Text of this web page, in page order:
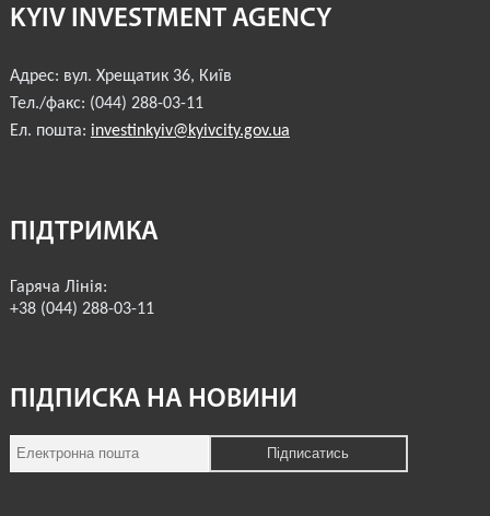
KYIV INVESTMENT AGENCY
Адрес: вул. Хрещатик 36, Київ
Тел./факс: (044) 288-03-11
Ел. пошта: investinkyiv@kyivcity.gov.ua
ПІДТРИМКА
Гаряча Лінія:
+38 (044) 288-03-11
ПІДПИСКА НА НОВИНИ